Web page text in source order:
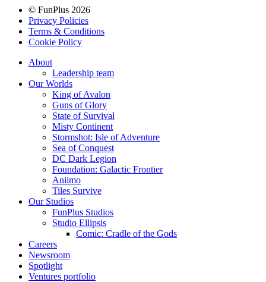
© FunPlus 2026
Privacy Policies
Terms & Conditions
Cookie Policy
About
Leadership team
Our Worlds
King of Avalon
Guns of Glory
State of Survival
Misty Continent
Stormshot: Isle of Adventure
Sea of Conquest
DC Dark Legion
Foundation: Galactic Frontier
Aniimo
Tiles Survive
Our Studios
FunPlus Studios
Studio Ellipsis
Comic: Cradle of the Gods
Careers
Newsroom
Spotlight
Ventures portfolio